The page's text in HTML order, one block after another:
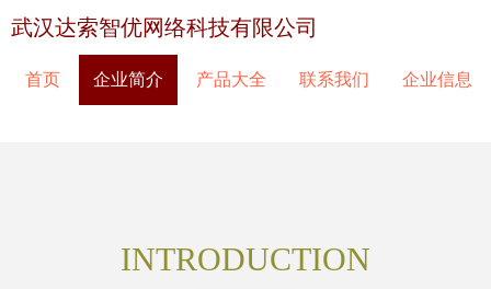
武汉达索智优网络科技有限公司
首页 企业简介 产品大全 联系我们 企业信息
INTRODUCTION